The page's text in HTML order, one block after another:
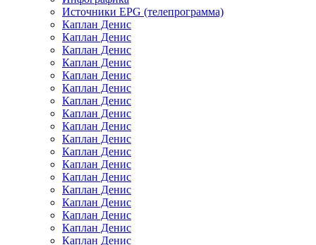
Источники EPG (телепрограмма)
Каплан Денис
Каплан Денис
Каплан Денис
Каплан Денис
Каплан Денис
Каплан Денис
Каплан Денис
Каплан Денис
Каплан Денис
Каплан Денис
Каплан Денис
Каплан Денис
Каплан Денис
Каплан Денис
Каплан Денис
Каплан Денис
Каплан Денис
Каплан Денис